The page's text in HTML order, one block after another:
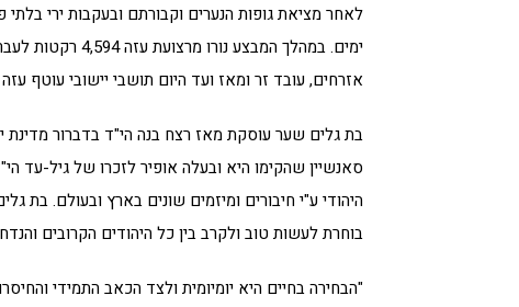
אזרחים, עובד זר ומאז ועד היום תושבי יישובי עוטף
בת גלים שער עוסקת מאז רצח בנה הי"ד בדברור מדינת
סאנשיין שהקימו היא ובעלה אופיר לזכרו של גיל-עד
היהודי ע"י חיבורים ומיזמים שונים בארץ ובעולם.
בוחרת לעשות טוב ולקרב בין כל היהודים הקרובים
"הבחירה בחיים היא יומיומית ולצד הכאב התמידי